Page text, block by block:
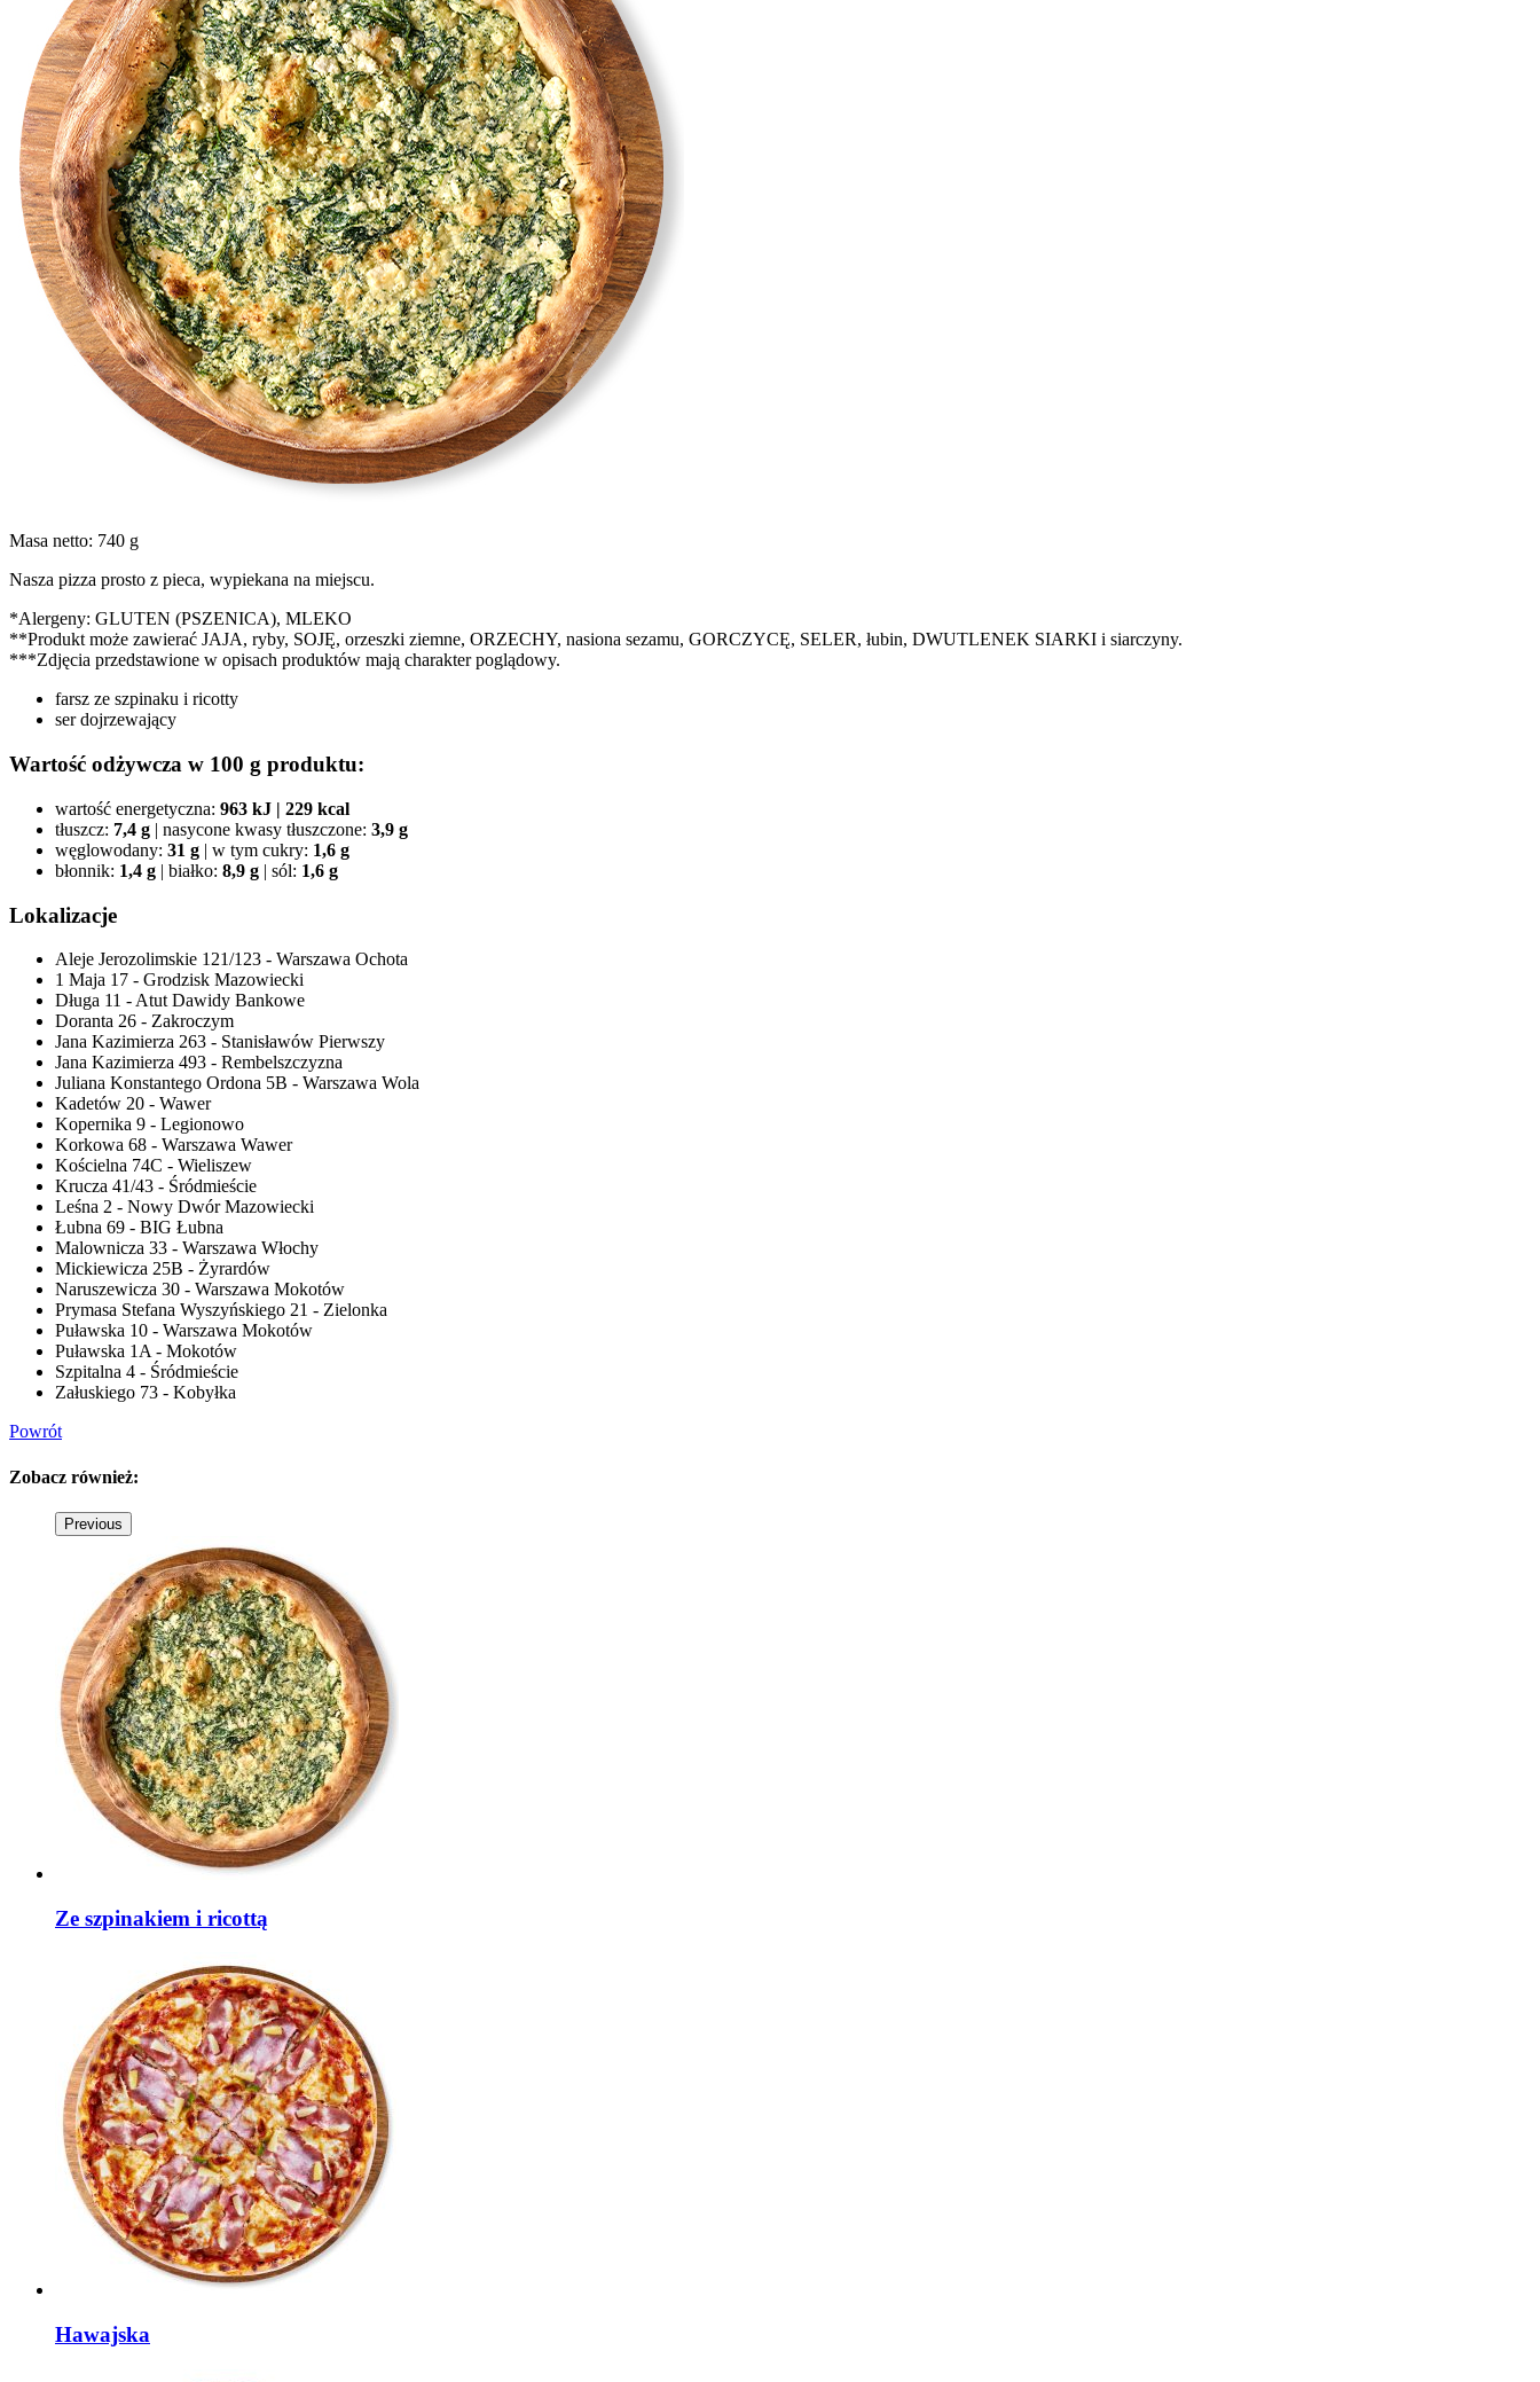
Masa netto: 740 g
Nasza pizza prosto z pieca, wypiekana na miejscu.
*Alergeny: GLUTEN (PSZENICA), MLEKO
**Produkt może zawierać JAJA, ryby, SOJĘ, orzeszki ziemne, ORZECHY, nasiona sezamu, GORCZYCĘ, SELER, łubin, DWUTLENEK SIARKI i siarczyny.
***Zdjęcia przedstawione w opisach produktów mają charakter poglądowy.
farsz ze szpinaku i ricotty
ser dojrzewający
Wartość odżywcza w 100 g produktu:
wartość energetyczna: 963 kJ | 229 kcal
tłuszcz: 7,4 g | nasycone kwasy tłuszczone: 3,9 g
węglowodany: 31 g | w tym cukry: 1,6 g
błonnik: 1,4 g | białko: 8,9 g | sól: 1,6 g
Lokalizacje
Aleje Jerozolimskie 121/123 - Warszawa Ochota
1 Maja 17 - Grodzisk Mazowiecki
Długa 11 - Atut Dawidy Bankowe
Doranta 26 - Zakroczym
Jana Kazimierza 263 - Stanisławów Pierwszy
Jana Kazimierza 493 - Rembelszczyzna
Juliana Konstantego Ordona 5B - Warszawa Wola
Kadetów 20 - Wawer
Kopernika 9 - Legionowo
Korkowa 68 - Warszawa Wawer
Kościelna 74C - Wieliszew
Krucza 41/43 - Śródmieście
Leśna 2 - Nowy Dwór Mazowiecki
Łubna 69 - BIG Łubna
Malownicza 33 - Warszawa Włochy
Mickiewicza 25B - Żyrardów
Naruszewicza 30 - Warszawa Mokotów
Prymasa Stefana Wyszyńskiego 21 - Zielonka
Puławska 10 - Warszawa Mokotów
Puławska 1A - Mokotów
Szpitalna 4 - Śródmieście
Załuskiego 73 - Kobyłka
Powrót
Zobacz również:
Previous
Ze szpinakiem i ricottą
Hawajska